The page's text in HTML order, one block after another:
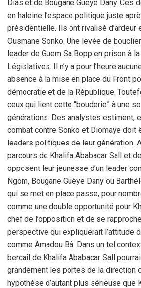
Dias et de Bougane Guèye Dany. Ces
en haleine l’espace politique juste
présidentielle. Ils ont rivalisé d’ardeur
Ousmane Sonko. Une levée de
leader de Guem Sa Bopp en prison à
Législatives. Il n’y a pour l’heure
absence à la mise en place du Front
démocratie et de la République.
ceux qui lient cette “bouderie” à une
générations. Des analystes estiment,
combat contre Sonko et Diomaye doit
leaders politiques de leur génération.
parcours de Khalifa Ababacar Sall et
opposent leur jeunesse d’un leader
Ngom, Bougane Guèye Dany ou
qui se met en place passe, pour
comme une double opportunité pour
chef de l’opposition et de se
perspective qui expliquerait l’attitude
comme Amadou Bâ. Dans un tel
bercail de Khalifa Ababacar Sall
grandement les portes de la direction
hypothèse d’autant plus sérieuse que